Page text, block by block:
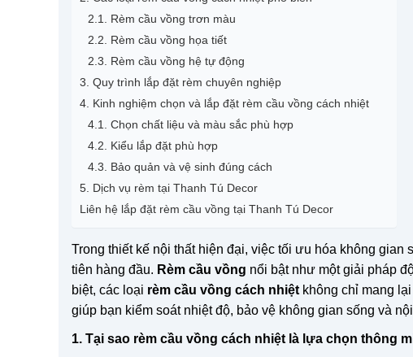
2.1. Rèm cầu vồng trơn màu
2.2. Rèm cầu vồng họa tiết
2.3. Rèm cầu vồng hệ tự động
3. Quy trình lắp đặt rèm chuyên nghiệp
4. Kinh nghiệm chọn và lắp đặt rèm cầu vồng cách nhiệt
4.1. Chọn chất liệu và màu sắc phù hợp
4.2. Kiểu lắp đặt phù hợp
4.3. Bảo quản và vệ sinh đúng cách
5. Dịch vụ rèm tại Thanh Tú Decor
Liên hệ lắp đặt rèm cầu vồng tại Thanh Tú Decor
Trong thiết kế nội thất hiện đại, việc tối ưu hóa không
tiên hàng đầu. Rèm cầu vồng nổi bật như một giải pháp
biệt, các loại rèm cầu vồng cách nhiệt không chỉ mang
giúp bạn kiểm soát nhiệt độ, bảo vệ không gian sống và
1. Tại sao rèm cầu vồng cách nhiệt là lựa chọn thông